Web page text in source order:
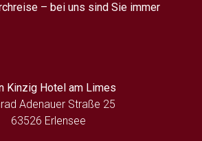
– bei uns sind Sie immer
Kinzig Hotel am Limes
Adenauer Straße 25
63526 Erlensee